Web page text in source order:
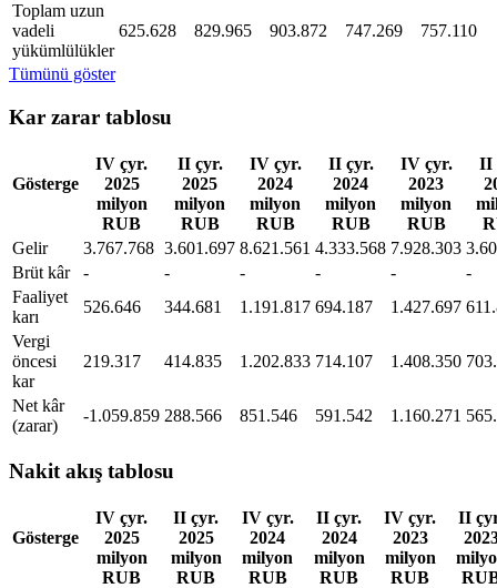
Toplam uzun
vadeli
yükümlülükler
625.628 829.965 903.872 747.269 757.110
Tümünü göster
Kar zarar tablosu
Gösterge
IV çyr.
2025
milyon
RUB
II çyr.
2025
milyon
RUB
IV çyr.
2024
milyon
RUB
II çyr.
2024
milyon
RUB
IV çyr.
2023
milyon
RUB
II
Gelir
3.767.768 3.601.697 8.621.561 4.333.568 7.928.303
Brüt kâr
- - - - -
-
Faaliyet
karı
526.646 344.681 1.191.817 694.187 1.427.697
Vergi
öncesi
kar
219.317 414.835 1.202.833 714.107 1.408.350
Net kâr
(zarar)
-1.059.859 288.566 851.546 591.542 1.160.271
Nakit akış tablosu
Gösterge
IV çyr.
2025
milyon
RUB
II çyr.
2025
milyon
RUB
IV çyr.
2024
milyon
RUB
II çyr.
2024
milyon
RUB
IV çyr.
2023
milyon
RUB
II